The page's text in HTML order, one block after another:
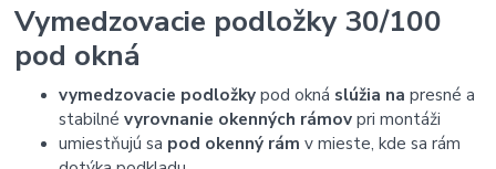
Vymedzovacie podložky 30/100
pod okná
vymedzovacie podložkypod okná slúžia na presné a
stabilnévyrovnanie okenných rámovpri montáži
umiestňujú sa pod okenný rám v mieste, kde sa rám